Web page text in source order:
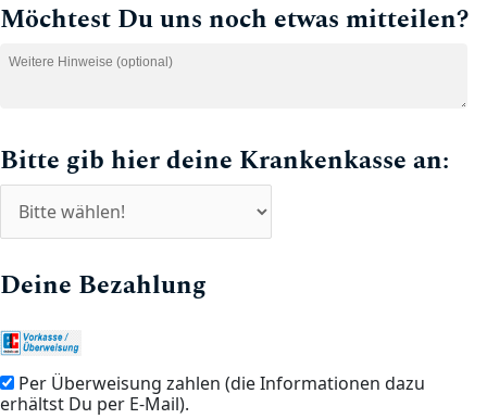
Möchtest Du uns noch etwas mitteilen?
Bitte gib hier deine Krankenkasse an:
Deine Bezahlung
Per Überweisung zahlen (die Informationen dazu
erhältst Du per E-Mail).